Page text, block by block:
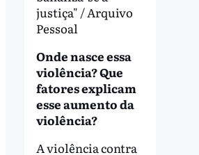
justiça" / Arquivo
Pessoal
Onde nasce essa
violência? Que
fatores explicam
esse aumento da
violência?
A violência contra